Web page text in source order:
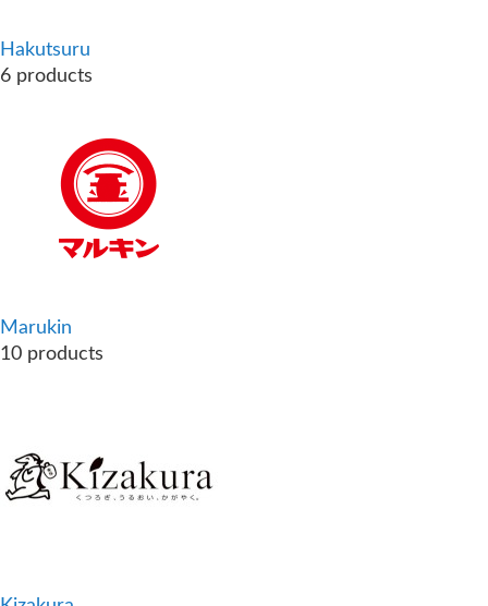
Hakutsuru
6 products
Marukin
10 products